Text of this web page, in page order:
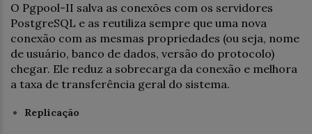
O Pgpool-II salva as conexões com os servidores
PostgreSQL e as reutiliza sempre que uma nova
conexão com as mesmas propriedades (ou seja, nome
de usuário, banco de dados, versão do protocolo)
chegar. Ele reduz a sobrecarga da conexão e melhora
a taxa de transferência geral do sistema.
Replicação